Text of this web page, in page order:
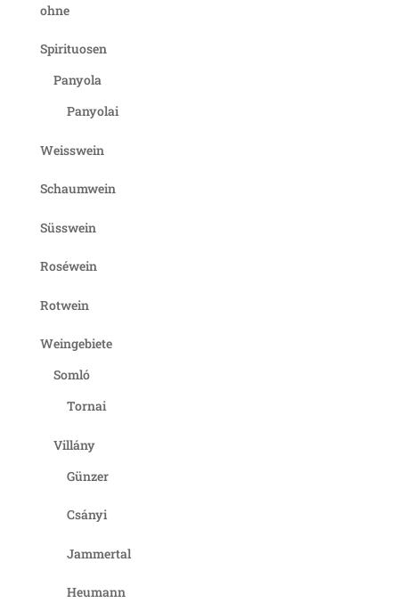
ohne
Spirituosen
Panyola
Panyolai
Weisswein
Schaumwein
Süsswein
Roséwein
Rotwein
Weingebiete
Somló
Tornai
Villány
Günzer
Csányi
Jammertal
Heumann